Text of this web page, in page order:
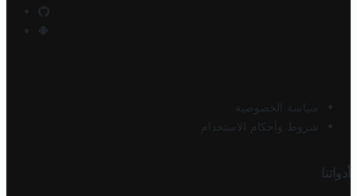
سياسة الخصوصية
شروط وأحكام الاستخدام
أدواتنا